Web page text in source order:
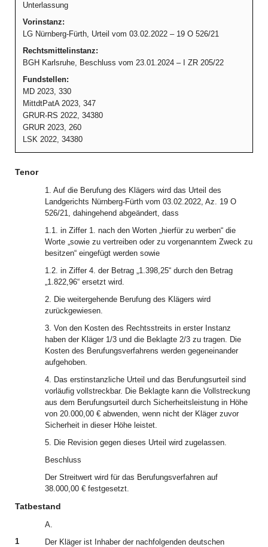
Unterlassung
Vorinstanz:
LG Nürnberg-Fürth, Urteil vom 03.02.2022 – 19 O 526/21
Rechtsmittelinstanz:
BGH Karlsruhe, Beschluss vom 23.01.2024 – I ZR 205/22
Fundstellen:
MD 2023, 330
MittdtPatA 2023, 347
GRUR-RS 2022, 34380
GRUR 2023, 260
LSK 2022, 34380
Tenor
1. Auf die Berufung des Klägers wird das Urteil des
Landgerichts Nürnberg-Fürth vom 03.02.2022, Az. 19 O
526/21, dahingehend abgeändert, dass
1.1. in Ziffer 1. nach den Worten „hierfür zu werben“ die
Worte „sowie zu vertreiben oder zu vorgenanntem Zweck zu
besitzen“ eingefügt werden sowie
1.2. in Ziffer 4. der Betrag „1.398,25“ durch den Betrag
„1.822,96“ ersetzt wird.
2. Die weitergehende Berufung des Klägers wird
zurückgewiesen.
3. Von den Kosten des Rechtsstreits in erster Instanz
haben der Kläger 1/3 und die Beklagte 2/3 zu tragen. Die
Kosten des Berufungsverfahrens werden gegeneinander
aufgehoben.
4. Das erstinstanzliche Urteil und das Berufungsurteil sind
vorläufig vollstreckbar. Die Beklagte kann die Vollstreckung
aus dem Berufungsurteil durch Sicherheitsleistung in Höhe
von 20.000,00 € abwenden, wenn nicht der Kläger zuvor
Sicherheit in dieser Höhe leistet.
5. Die Revision gegen dieses Urteil wird zugelassen.
Beschluss
Der Streitwert wird für das Berufungsverfahren auf
38.000,00 € festgesetzt.
Tatbestand
A.
1
Der Kläger ist Inhaber der nachfolgenden deutschen